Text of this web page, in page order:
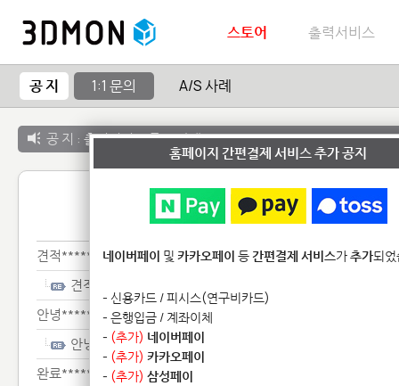
스토어 출력서비스
공 지 1:1 문의 A/S 사례
공 지 : 출력서비스 종료 안내
1:1 문
견적*******
견적*******
안녕****************
안녕****************
완료*************************************************
홈페이지 간편결제 서비스 추가 공지
네이버페이 및 카카오페이 등간편결제 서비스가추가되
- 신용카드 / 피시스(연구비카드)
- 은행입금 / 계좌이체
- (추가) 네이버페이
- (추가) 카카오페이
- (추가) 삼성페이